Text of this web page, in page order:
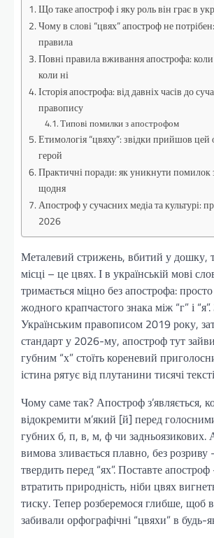
Що таке апостроф і яку роль він грає в
Чому в слові “цвях” апостроф не
правила
Повні правила вживання апострофа:
коли ні
Історія апострофа: від давніх часів до
правопису
Типові помилки з апострофом
Етимологія “цвяху”: звідки прийшов
герой
Практичні поради: як уникнути помилок
щодня
Апостроф у сучасних медіа та культурі:
2026
Металевий стрижень, вбитий у дошку,
місці – це цвях. І в українській мові
тримається міцно без апострофа: просто
жодного крапчастого знака між “г” і
Українським правописом 2019 року,
стандарт у 2026-му, апостроф тут
губним “х” стоїть кореневий
істина рятує від плутанини тисячі
Чому саме так? Апостроф з’являється,
відокремити м’який [й] перед
губних б, п, в, м, ф чи задньоязикових.
вимова зливається плавно, без
твердить перед “ях”. Поставте апостроф
втратить природність, ніби цвях
тиску. Тепер розберемося глибше, щоб
забивали орфографічні “цвяхи” в будь-